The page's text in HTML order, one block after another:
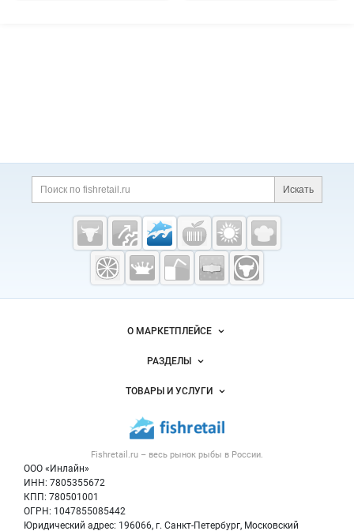
Дополнительная информация
Поиск по сайту и
Искать
Cсылки на полезные проекты
Fishretail.ru —
рыба,
морепродукты
Важные разделы и контакты
Fishretail.ru – весь рынок рыбы в России.
ООО «Инлайн»
ИНН: 7805355672
КПП: 780501001
ОГРН: 1047855085442
Юридический адрес: 196066, г. Санкт-Петербург, Московский
Навигация по сайтуО МАРКЕТПЛЕЙСЕ
Новости Fishretail.ru
Размещение рекламы
Публичная оферта
Контактная информация
Политика обработки персональных данных
РАЗДЕЛЫ
Объявления
Новости рынка
Блог
ТОВАРЫ И УСЛУГИ
Рыба
Икра